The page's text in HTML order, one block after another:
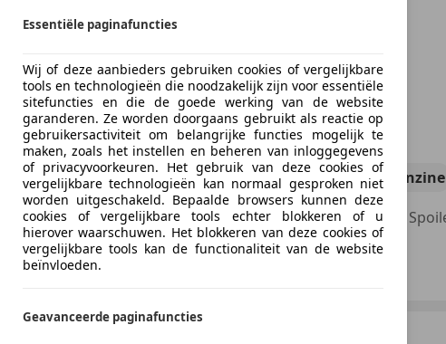
€ 12.544
06/2016 141.224 km Benzine
NL
2461 LZ TER AAR
Essentiële paginafuncties
Wij of deze aanbieders gebruiken cookies of vergelijkbare
tools en technologieën die noodzakelijk zijn voor essentiële
sitefuncties en die de goede werking van de website
garanderen. Ze worden doorgaans gebruikt als reactie op
gebruikersactiviteit om belangrijke functies mogelijk te
maken, zoals het instellen en beheren van inloggegevens
of privacyvoorkeuren. Het gebruik van deze cookies of
vergelijkbare technologieën kan normaal gesproken niet
worden uitgeschakeld. Bepaalde browsers kunnen deze
cookies of vergelijkbare tools echter blokkeren of u
hierover waarschuwen. Het blokkeren van deze cookies of
vergelijkbare tools kan de functionaliteit van de website
beïnvloeden.
Geavanceerde paginafuncties